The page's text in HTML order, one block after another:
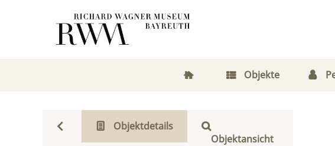
Objekte
Objektdetails
Objektansicht